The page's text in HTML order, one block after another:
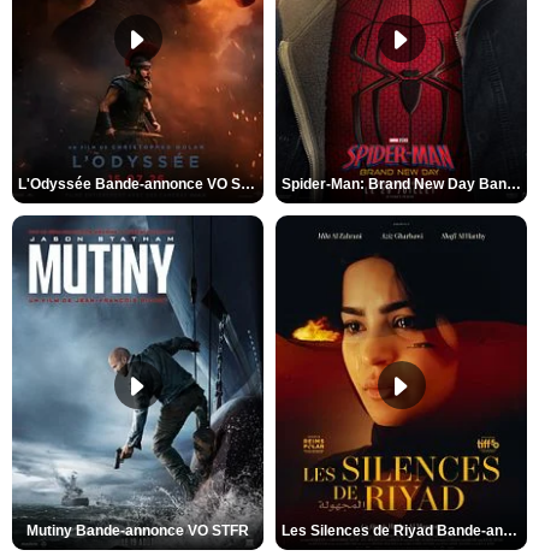
L'Odyssée Bande-annonce VO STFR Spider-Man: Brand New Day Bande-annonce VO STFR
Mutiny Bande-annonce VO STFR Les Silences de Riyad Bande-annonce VO STFR